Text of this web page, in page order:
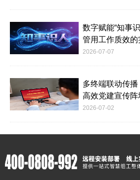
数字赋能“知事
管用工作质效的
2026-07-07
多终端联动传
高效党建宣传阵
2026-07-02